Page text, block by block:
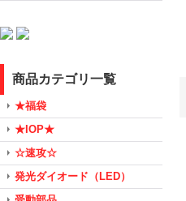
商品カテゴリ一覧
★福袋
★IOP★
☆速攻☆
発光ダイオード（LED）